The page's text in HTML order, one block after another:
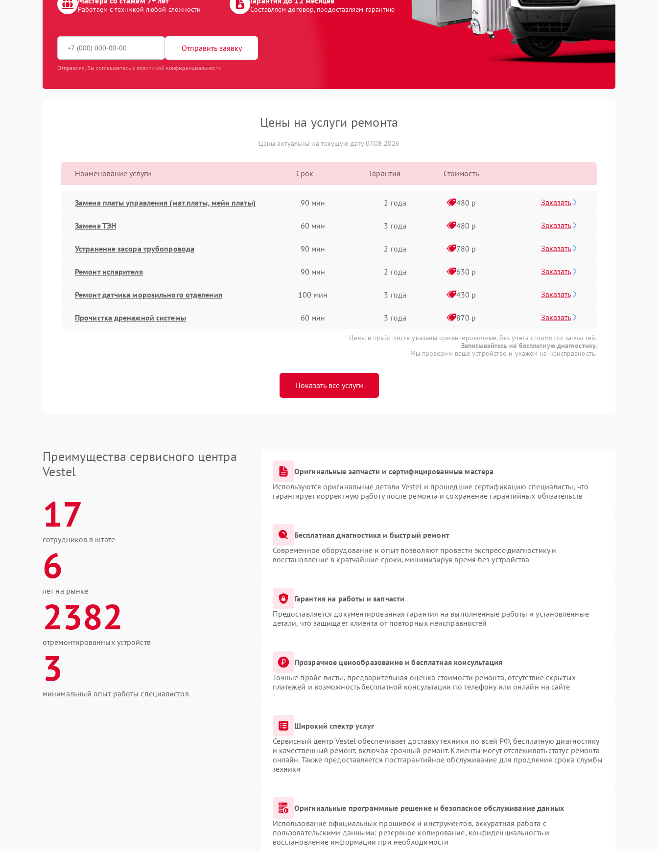
Работаем с техникой любой сложности Составляем договор, предоставляем гарантию
Отправить заявку
Отправляя, Вы соглашаетесь с политикой конфиденциальности
Цены на услуги ремонта
Цены актуальны на текущую дату 07.08.2026
Наименование услуги Срок Гарантия Стоимость
Замена платы управления (мат.платы, мейн платы) 90 мин 2 года 480 р Заказать
Замена ТЭН 60 мин 3 года 480 р Заказать
Устранение засора трубопровода 90 мин 2 года 780 р Заказать
Ремонт испарителя 90 мин 2 года 630 р Заказать
Ремонт датчика морозильного отделения 100 мин 3 года 430 р Заказать
Прочистка дренажной системы 60 мин 3 года 870 р Заказать
Цены в прайс-листе указаны ориентировочные, без учета стоимости запчастей.
Записывайтесь на бесплатную диагностику.
Мы проверим ваше устройство и укажем на неисправность.
Показать все услуги
Преимущества сервисного центра
Vestel
17
сотрудников в штате
6
лет на рынке
2382
отремонтированных устройств
3
минимальный опыт работы специалистов
Оригинальные запчасти и сертифицированные мастера
Используются оригинальные детали Vestel и прошедшие сертификацию специалисты, что
гарантирует корректную работу после ремонта и сохранение гарантийных обязательств
Бесплатная диагностика и быстрый ремонт
Современное оборудование и опыт позволяют провести экспресс-диагностику и
восстановление в кратчайшие сроки, минимизируя время без устройства
Гарантия на работы и запчасти
Предоставляется документированная гарантия на выполненные работы и установленные
детали, что защищает клиента от повторных неисправностей
Прозрачное ценообразование и бесплатная консультация
Точные прайс-листы, предварительная оценка стоимости ремонта, отсутствие скрытых
платежей и возможность бесплатной консультации по телефону или онлайн на сайте
Широкий спектр услуг
Сервисный центр Vestel обеспечивает доставку техники по всей РФ, бесплатную диагностику
и качественный ремонт, включая срочный ремонт. Клиенты могут отслеживать статус ремонта
онлайн. Также предоставляется постгарантийное обслуживание для продления срока службы
техники
Оригинальные программные решение и безопасное обслуживание данных
Использование официальных прошивок и инструментов, аккуратная работа с
пользовательскими данными: резервное копирование, конфиденциальность и
восстановление информации при необходимости